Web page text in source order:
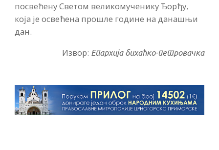
посвећену Светом великомученику Ђорђу,
која је освећена прошле године на данашњи
дан.
Извор: Епархија бихаћко-петровачка